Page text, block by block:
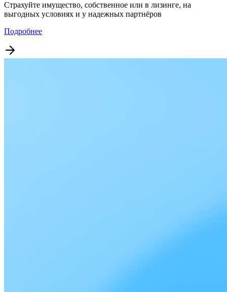
Страхуйте имущество, собственное или в лизинге, на
выгодных условиях и у надежных партнёров
Подробнее